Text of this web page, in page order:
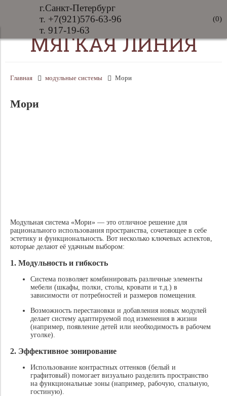
г.Санкт-Петербург
т. +7(921)576-63-96
т. 917-19-63
(0)
МЯГКАЯ ЛИНИЯ
Главная модульные системы Мори
Мори
Модульная система «Мори» — это отличное решение для
рационального использования пространства, сочетающее в себе
эстетику и функциональность. Вот несколько ключевых аспектов,
которые делают её удачным выбором:
1. Модульность и гибкость
Система позволяет комбинировать различные элементы
мебели (шкафы, полки, столы, кровати и т.д.) в
зависимости от потребностей и размеров помещения.
Возможность перестановки и добавления новых модулей
делает систему адаптируемой под изменения в жизни
(например, появление детей или необходимость в рабочем
уголке).
2. Эффективное зонирование
Использование контрастных оттенков (белый и
графитовый) помогает визуально разделить пространство
на функциональные зоны (например, рабочую, спальную,
гостиную).